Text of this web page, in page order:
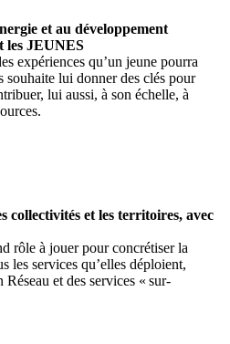
et au développement
les JEUNES
expériences qu’un jeune pourra
souhaite lui donner des clés pour
lui aussi, à son échelle, à
collectivités et les territoires, avec
rôle à jouer pour concrétiser la
les services qu’elles déploient,
et des services « sur-